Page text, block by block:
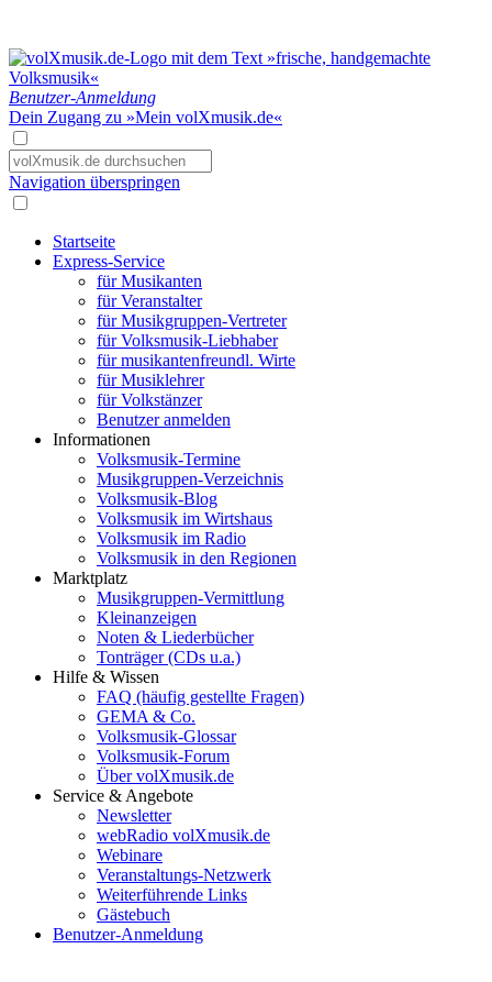
Benutzer-Anmeldung
Dein Zugang zu »Mein volXmusik.de«
Navigation überspringen
Startseite
Express-Service
für Musikanten
für Veranstalter
für Musikgruppen-Vertreter
für Volksmusik-Liebhaber
für musikantenfreundl. Wirte
für Musiklehrer
für Volkstänzer
Benutzer anmelden
Informationen
Volksmusik-Termine
Musikgruppen-Verzeichnis
Volksmusik-Blog
Volksmusik im Wirtshaus
Volksmusik im Radio
Volksmusik in den Regionen
Marktplatz
Musikgruppen-Vermittlung
Kleinanzeigen
Noten & Liederbücher
Tonträger (CDs u.a.)
Hilfe & Wissen
FAQ (häufig gestellte Fragen)
GEMA & Co.
Volksmusik-Glossar
Volksmusik-Forum
Über volXmusik.de
Service & Angebote
Newsletter
webRadio volXmusik.de
Webinare
Veranstaltungs-Netzwerk
Weiterführende Links
Gästebuch
Benutzer-Anmeldung